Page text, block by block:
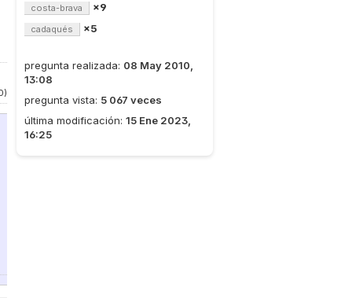
costa-brava ×9
cadaqués ×5
pregunta realizada: 08 May 2010,
13:08
pregunta vista: 5 067 veces
última modificación: 15 Ene 2023,
16:25